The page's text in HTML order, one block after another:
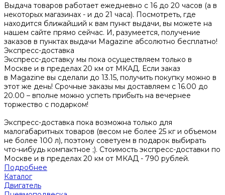
Выдача товаров работает ежедневно с 16 до 20 часов (а в
некоторых магазинах - и до 21 часа). Посмотреть, где
находится ближайший к вам пункт выдачи, вы можете на
нашем сайте прямо сейчас. И, разумеется, получение
заказов в пунктах выдачи Magazine абсолютно бесплатно!
Экспресс-доставка
Экспресс-доставку мы пока осуществляем только в
Москве и в пределах 20 км от МКАД. Если заказ
в Magazine вы сделали до 13.15, получить покупку можно в
этот же день! Срочные заказы мы доставляем с 16.00 до
20.00 – вполне можно успеть прибыть на вечернее
торжество с подарком!
Экспресс-доставка пока возможна только для
малогабаритных товаров (весом не более 25 кг и объемом
не более 100 л), поэтому советуем в подарок выбирать
что-нибудь компактное ;). Стоимость экспресс-доставки по
Москве и в пределах 20 км от МКАД - 790 рублей.
Подробнее
Каталог
Двигатель